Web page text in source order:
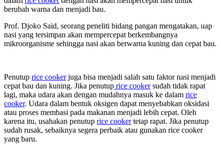
berubah warna dan menjadi bau.
Prof. Djoko Said, seorang peneliti bidang pangan mengatakan, uap
nasi yang tersimpan akan mempercepat berkembangnya
mikroorganisme sehingga nasi akan berwarna kuning dan cepat bau.
Penutup rice cookerjuga bisa menjadi salah satu faktor nasi menjadi
cepat bau dan kuning. Jika penutup rice cookersudah tidak rapat
lagi, maka udara akan dengan mudahnya masuk ke dalam rice
cooker. Udara dalam bentuk oksigen dapat menyebabkan oksidasi
atau proses membasi pada makanan menjadi lebih cepat. Oleh
karena itu, usahakan penutup rice cookertetap rapat. Jika penutup
sudah rusak, sebaiknya segera perbaik atau gunakan rice cooker
yang baru.